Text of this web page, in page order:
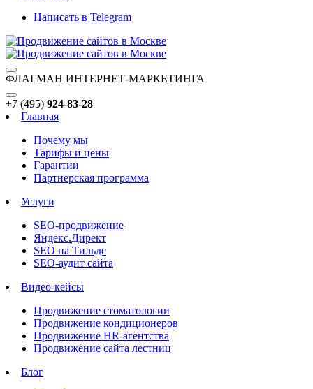
Написать в Telegram
ФЛАГМАН ИНТЕРНЕТ-МАРКЕТИНГА
+7 (495) 924-83-28
Главная
Почему мы
Тарифы и цены
Гарантии
Партнерская программа
Услуги
SEO-продвижение
Яндекс.Директ
SEO на Тильде
SEO-аудит сайта
Видео-кейсы
Продвижение стоматологии
Продвижение кондиционеров
Продвижение HR-агентства
Продвижение сайта лестниц
Блог